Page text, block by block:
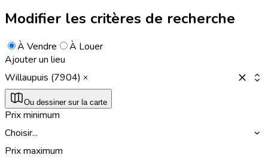
Modifier les critères de recherche
À Vendre
À Louer
Ajouter un lieu
Willaupuis (7904)
Ou dessiner sur la carte
Prix minimum
Choisir...
Prix maximum